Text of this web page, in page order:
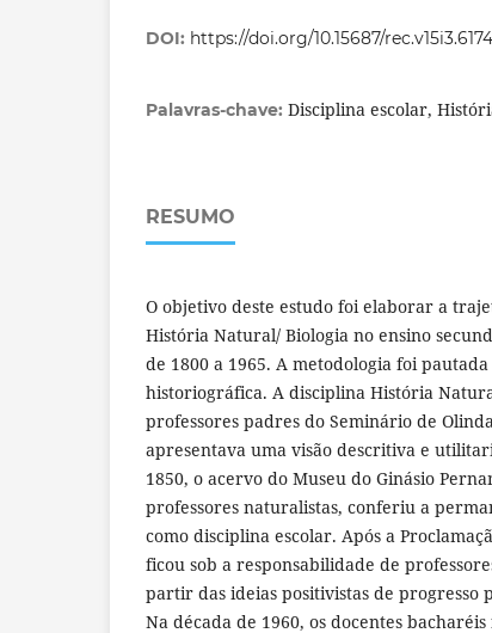
DOI: https://doi.org/10.15687/
Palavras-chave: Disciplina escolar,
RESUMO
O objetivo deste estudo foi elaborar a
História Natural/ Biologia no ensino
de 1800 a 1965. A metodologia foi
historiográfica. A disciplina História
professores padres do Seminário de
apresentava uma visão descritiva e
1850, o acervo do Museu do Ginásio
professores naturalistas, conferiu a
como disciplina escolar. Após a
ficou sob a responsabilidade de
partir das ideias positivistas de progresso
Na década de 1960, os docentes